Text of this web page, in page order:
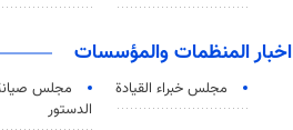
اخبار المنظمات والمؤسسات
مجلس خبراء القيادة
مجلس
الدستور